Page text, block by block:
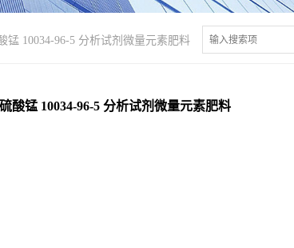
锰 10034-96-5 分析试剂微量元素肥料
酸锰 10034-96-5 分析试剂微量元素肥料